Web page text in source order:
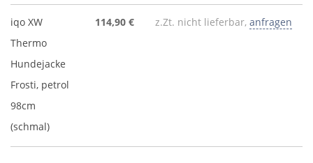
iqo XW
Thermo
Hundejacke
Frosti, petrol
98cm
(schmal)
114,90 € z.Zt. nicht lieferbar, anfragen